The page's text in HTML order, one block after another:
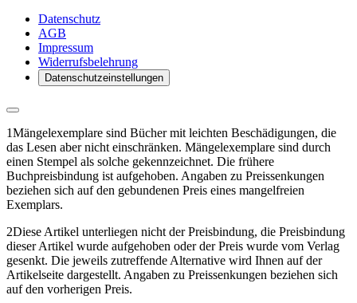
Datenschutz
AGB
Impressum
Widerrufsbelehrung
Datenschutzeinstellungen
1Mängelexemplare sind Bücher mit leichten Beschädigungen, die
das Lesen aber nicht einschränken. Mängelexemplare sind durch
einen Stempel als solche gekennzeichnet. Die frühere
Buchpreisbindung ist aufgehoben. Angaben zu Preissenkungen
beziehen sich auf den gebundenen Preis eines mangelfreien
Exemplars.
2Diese Artikel unterliegen nicht der Preisbindung, die Preisbindung
dieser Artikel wurde aufgehoben oder der Preis wurde vom Verlag
gesenkt. Die jeweils zutreffende Alternative wird Ihnen auf der
Artikelseite dargestellt. Angaben zu Preissenkungen beziehen sich
auf den vorherigen Preis.